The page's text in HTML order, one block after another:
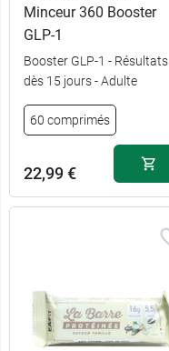
Minceur 360 Booster
GLP-1
Booster GLP-1 - Résultats
dès 15 jours - Adulte
60 comprimés
22,99 €